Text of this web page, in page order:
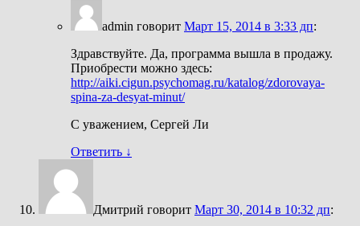
admin говорит Март 15, 2014 в 3:33 дп:
Здравствуйте. Да, программа вышла в продажу.
Приобрести можно здесь:
http://aiki.cigun.psychomag.ru/katalog/zdorovaya-
spina-za-desyat-minut/
С уважением, Сергей Ли
Ответить ↓
Дмитрий говорит Март 30, 2014 в 10:32 дп: